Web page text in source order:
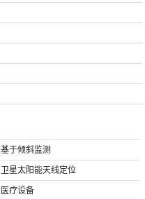
基于倾斜监测
卫星太阳能天线定位
医疗设备